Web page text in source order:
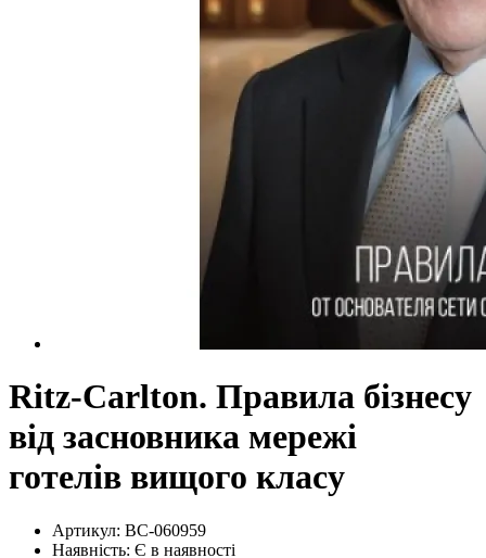
Ritz-Carlton. Правила бізнесу
від засновника мережі
готелів вищого класу
Артикул: BC-060959
Наявність: Є в наявності